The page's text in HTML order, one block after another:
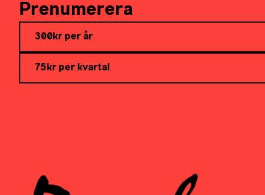
Prenumerera
300kr per år
75kr per kvartal